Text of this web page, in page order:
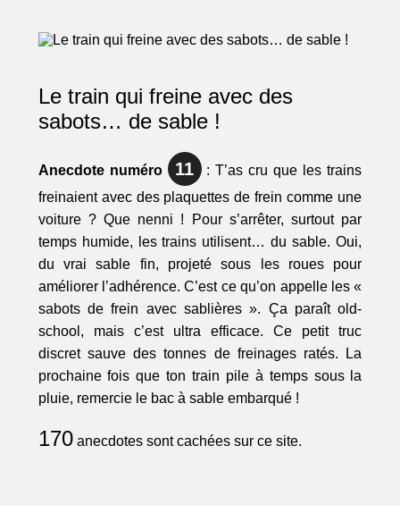
Le train qui freine avec des
sabots… de sable !
Anecdote numéro 11 : T’as cru que les trains
freinaient avec des plaquettes de frein comme une
voiture ? Que nenni ! Pour s’arrêter, surtout par
temps humide, les trains utilisent… du sable. Oui,
du vrai sable fin, projeté sous les roues pour
améliorer l’adhérence. C’est ce qu’on appelle les «
sabots de frein avec sablières ». Ça paraît old-
school, mais c’est ultra efficace. Ce petit truc
discret sauve des tonnes de freinages ratés. La
prochaine fois que ton train pile à temps sous la
pluie, remercie le bac à sable embarqué !
170anecdotes sont cachées sur ce site.